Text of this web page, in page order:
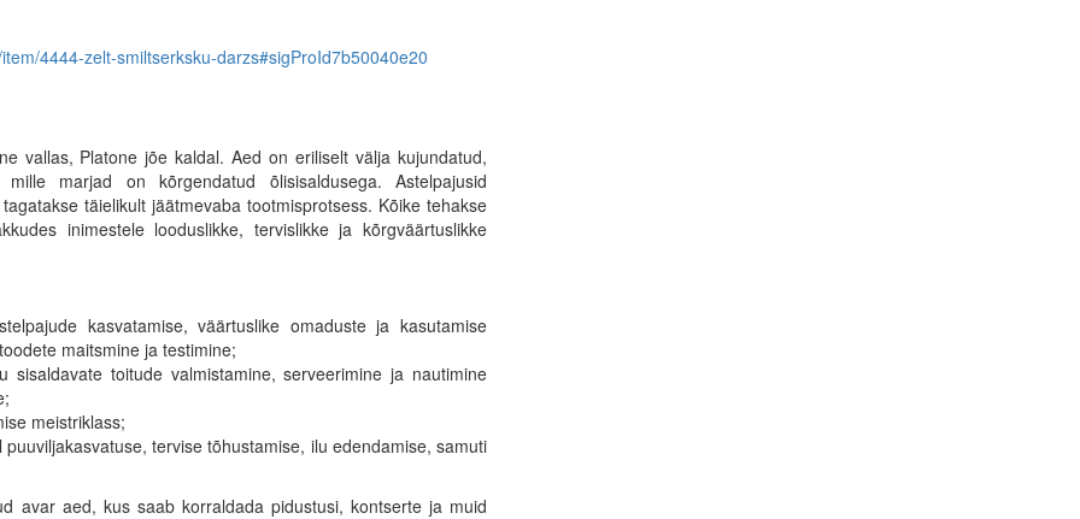
4444-zelt-smiltserksku-darzs#sigProId7b50040e20
vallas, Platone jõe kaldal. Aed on eriliselt välja kujundatud,
marjad on kõrgendatud õlisisaldusega. Astelpajusid
täielikult jäätmevaba tootmisprotsess. Kõike tehakse
inimestele looduslikke, tervislikke ja kõrgväärtuslikke
kasvatamise, väärtuslike omaduste ja kasutamise
maitsmine ja testimine;
sisaldavate toitude valmistamine, serveerimine ja nautimine
meistriklass;
tervise tõhustamise, ilu edendamise, samuti
avar aed, kus saab korraldada pidustusi, kontserte ja muid